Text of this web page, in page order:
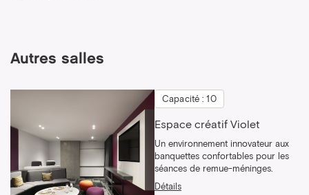
Autres salles
Capacité : 10
Espace créatif Violet
Un environnement innovateur aux
banquettes confortables pour les
séances de remue-méninges.
Détails